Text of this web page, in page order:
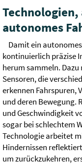
Technologien,
autonomes
Damit ein
kontinuierlich präzise
herum sammeln.
Sensoren, die
erkennen Fahrspuren,
und deren Bewegung.
und Geschwindigkeit
sogar bei schlechtem
Technologie arbeitet
Hindernissen
um zurückzukehren,